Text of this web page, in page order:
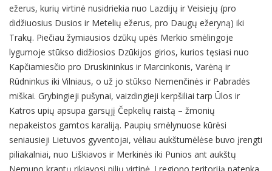
ežerus, kurių virtinė nusidriekia nuo Lazdijų ir Veisiejų (pro
didžiuosius Dusios ir Metelių ežerus, pro Daugų ežeryną) iki
Trakų. Piečiau žymiausios dzūkų upės Merkio smėlingoje
lygumoje stūkso didžiosios Dzūkijos girios, kurios tęsiasi nuo
Kapčiamiesčio pro Druskininkus ir Marcinkonis, Varėną ir
Rūdninkus iki Vilniaus, o už jo stūkso Nemenčinės ir Pabradės
miškai. Grybingieji pušynai, vaizdingieji kerpšiliai tarp Ūlos ir
Katros upių apsupa garsųjį Čepkelių raistą – žmonių
nepakeistos gamtos karaliją. Paupių smėlynuose kūrėsi
seniausieji Lietuvos gyventojai, vėliau aukštumėlėse buvo įrengti
piliakalniai, nuo Liškiavos ir Merkinės iki Punios ant aukštų